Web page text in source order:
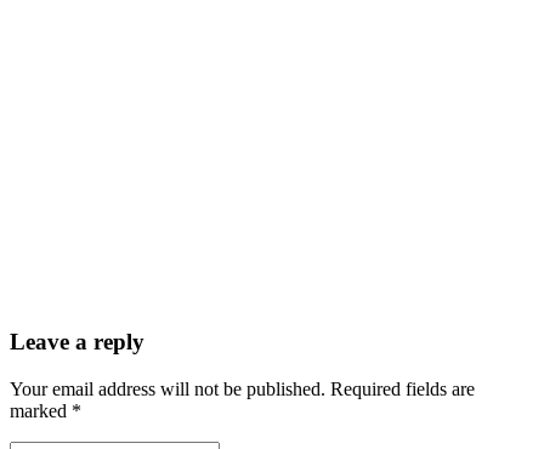
Leave a reply
Your email address will not be published. Required fields are
marked *